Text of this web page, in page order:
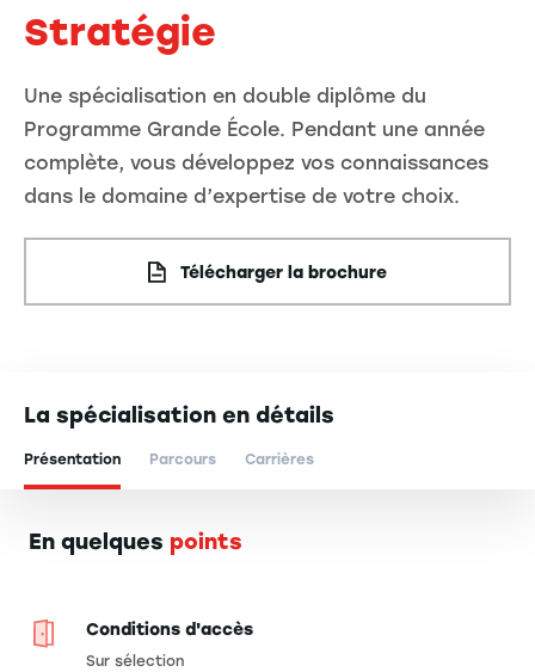
Stratégie
Une spécialisation en double diplôme du
Programme Grande École. Pendant une année
complète, vous développez vos connaissances
dans le domaine d’expertise de votre choix.
Télécharger la brochure
La spécialisation en détails
Présentation Parcours Carrières
En quelques points
Conditions d'accès
Sur sélection